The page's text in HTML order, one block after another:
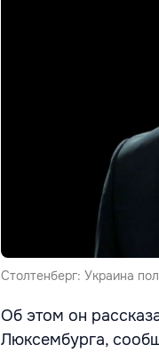
Столтенберг: Украина
Об этом он
Люксембурга,